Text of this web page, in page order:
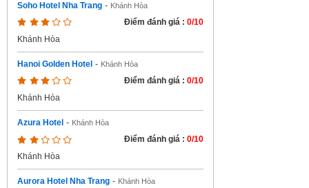
Soho Hotel Nha Trang - Khánh Hòa
Điểm đánh giá : 0/10
Khánh Hòa
Hanoi Golden Hotel - Khánh Hòa
Điểm đánh giá : 0/10
Khánh Hòa
Azura Hotel - Khánh Hòa
Điểm đánh giá : 0/10
Khánh Hòa
Aurora Hotel Nha Trang - Khánh Hòa